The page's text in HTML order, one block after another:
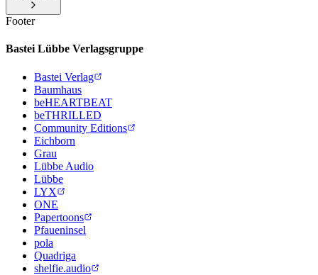
Footer
Bastei Lübbe Verlagsgruppe
Bastei Verlag
Baumhaus
beHEARTBEAT
beTHRILLED
Community Editions
Eichborn
Grau
Lübbe Audio
Lübbe
LYX
ONE
Papertoons
Pfaueninsel
pola
Quadriga
shelfie.audio